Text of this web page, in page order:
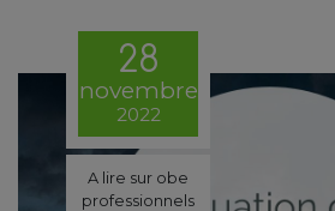
28
novembre
2022
A lire sur obe
professionnels